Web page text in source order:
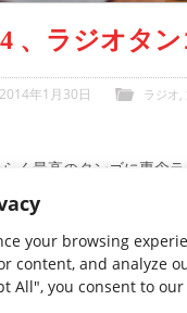
your browsing
content, and analyze
All", you consent to
、ラジオタ
2014年1月30日 ラジオ,
く最高のタンゴに専念
非常に人気の、世界中か
プログラミングは、非
。彼の放送でよくタン
新たな提案されている。
の世界の偉大な人格は